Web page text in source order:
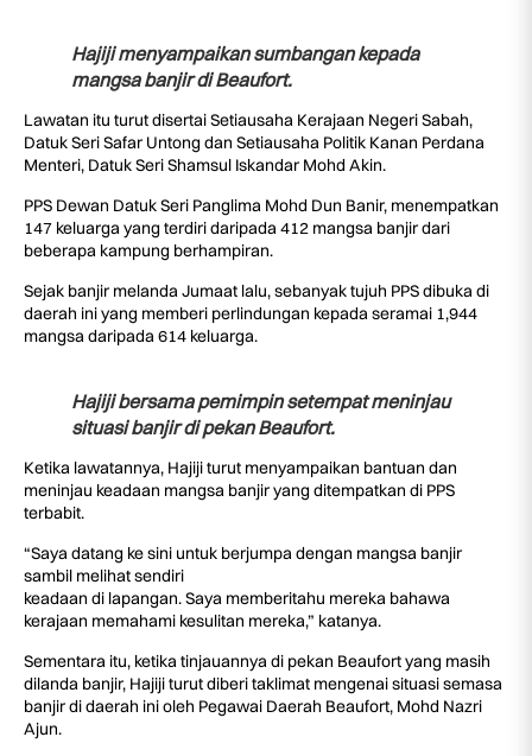
Hajiji menyampaikan sumbangan kepada
mangsa banjir di Beaufort.
Lawatan itu turut disertai Setiausaha Kerajaan Negeri Sabah,
Datuk Seri Safar Untong dan Setiausaha Politik Kanan Perdana
Menteri, Datuk Seri Shamsul Iskandar Mohd Akin.
PPS Dewan Datuk Seri Panglima Mohd Dun Banir, menempatkan
147 keluarga yang terdiri daripada 412 mangsa banjir dari
beberapa kampung berhampiran.
Sejak banjir melanda Jumaat lalu, sebanyak tujuh PPS dibuka di
daerah ini yang memberi perlindungan kepada seramai 1,944
mangsa daripada 614 keluarga.
Hajiji bersama pemimpin setempat meninjau
situasi banjir di pekan Beaufort.
Ketika lawatannya, Hajiji turut menyampaikan bantuan dan
meninjau keadaan mangsa banjir yang ditempatkan di PPS
terbabit.
“Saya datang ke sini untuk berjumpa dengan mangsa banjir
sambil melihat sendiri
keadaan di lapangan. Saya memberitahu mereka bahawa
kerajaan memahami kesulitan mereka,” katanya.
Sementara itu, ketika tinjauannya di pekan Beaufort yang masih
dilanda banjir, Hajiji turut diberi taklimat mengenai situasi semasa
banjir di daerah ini oleh Pegawai Daerah Beaufort, Mohd Nazri
Ajun.